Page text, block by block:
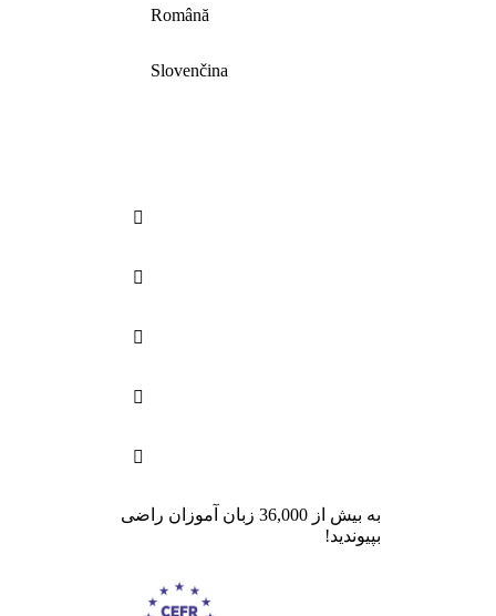
Română
Slovenčina





به بیش از 36,000 زبان آموزان راضی
بپیوندید!